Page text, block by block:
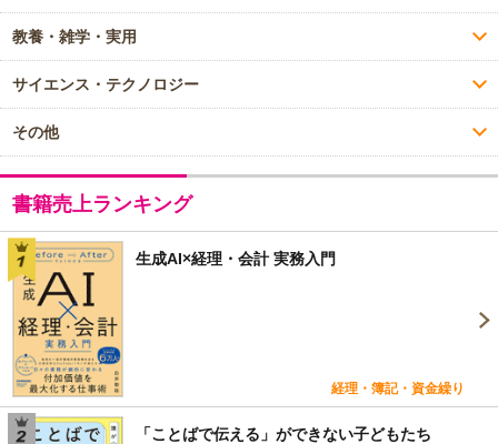
教養・雑学・実用
サイエンス・テクノロジー
その他
書籍売上ランキング
生成AI×経理・会計 実務入門
経理・簿記・資金繰り
「ことばで伝える」ができない子どもたち